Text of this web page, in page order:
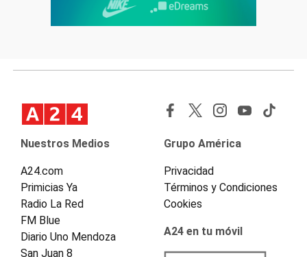
Nuestros Medios
A24.com
Primicias Ya
Radio La Red
FM Blue
Diario Uno Mendoza
San Juan 8
Grupo América
Privacidad
Términos y Condiciones
Cookies
A24 en tu móvil